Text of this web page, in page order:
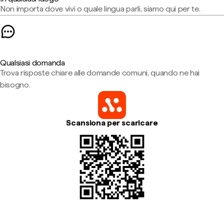
Non importa dove vivi o quale lingua parli, siamo qui per te.
Qualsiasi domanda
Trova risposte chiare alle domande comuni, quando ne hai
bisogno.
Scansiona per scaricare